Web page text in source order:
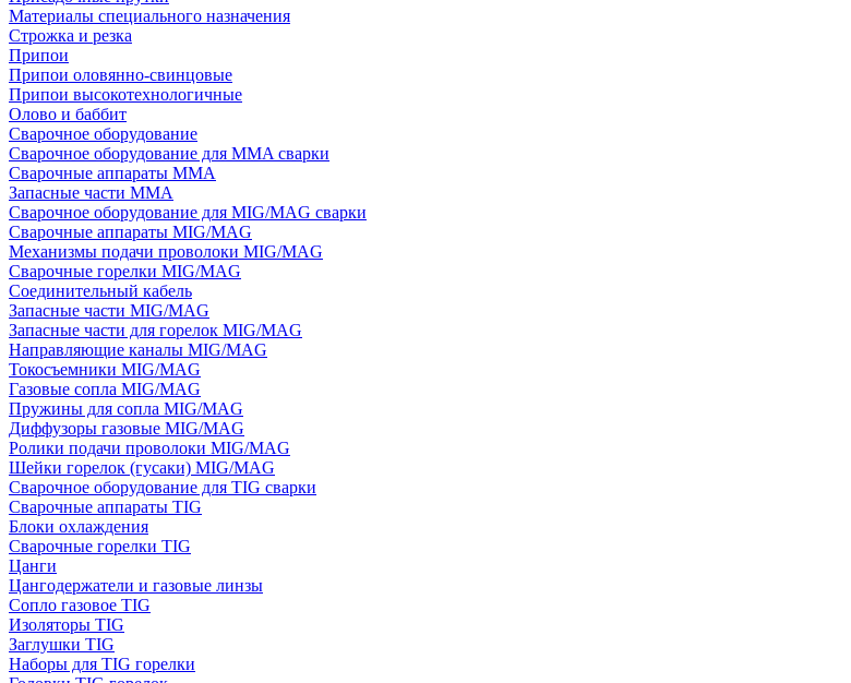
Материалы специального назначения
Строжка и резка
Припои
Припои оловянно-свинцовые
Припои высокотехнологичные
Олово и баббит
Сварочное оборудование
Сварочное оборудование для MMA сварки
Сварочные аппараты MMA
Запасные части MMA
Сварочное оборудование для MIG/MAG сварки
Сварочные аппараты MIG/MAG
Механизмы подачи проволоки MIG/MAG
Сварочные горелки MIG/MAG
Соединительный кабель
Запасные части MIG/MAG
Запасные части для горелок MIG/MAG
Направляющие каналы MIG/MAG
Токосъемники MIG/MAG
Газовые сопла MIG/MAG
Пружины для сопла MIG/MAG
Диффузоры газовые MIG/MAG
Ролики подачи проволоки MIG/MAG
Шейки горелок (гусаки) MIG/MAG
Сварочное оборудование для TIG сварки
Сварочные аппараты TIG
Блоки охлаждения
Сварочные горелки TIG
Цанги
Цангодержатели и газовые линзы
Сопло газовое TIG
Изоляторы TIG
Заглушки TIG
Наборы для TIG горелки